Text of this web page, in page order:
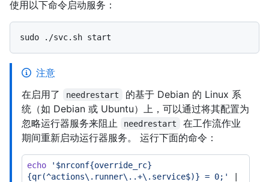
使用以下命令启动服务：
注意
在启用了
needrestart
的基于 Debian 的 Linux 系
统（如 Debian 或 Ubuntu）上，可以通过将其配置为
忽略运行器服务来阻止
needrestart
在工作流作业
期间重新启动运行器服务。 运行下面的命令：
echo
'$nrconf{override_rc}
{qr(^actions\.runner\..+\.service$)} = 0;'